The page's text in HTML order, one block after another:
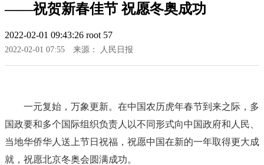
——祝贺新春佳节 祝愿冬奥成功
2022-02-01 09:43:26 root 57
2022-02-01 07:55 来源： 人民日报
一元复始，万象更新。在中国农历虎年春节到来之际，多
国政要和多个国际组织负责人以不同形式向中国政府和人民、
当地华侨华人送上节日祝福，祝愿中国在新的一年取得更大成
就，祝愿北京冬奥会圆满成功。